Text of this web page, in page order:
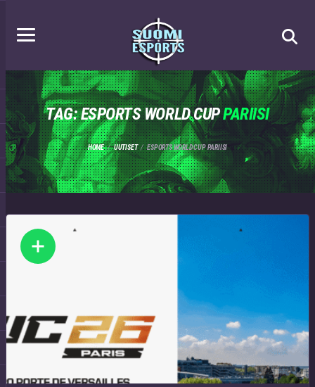
TAG: ESPORTS WORLD CUPPARIISI
HOME UUTISET ESPORTS WORLD CUP PARIISI